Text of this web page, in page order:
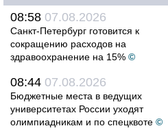
08:58 07.08.2026
Санкт-Петербург готовится к
сокращению расходов на
здравоохранение на 15% ©
08:44 07.08.2026
Бюджетные места в ведущих
университетах России уходят
олимпиадникам и по спецквоте ©